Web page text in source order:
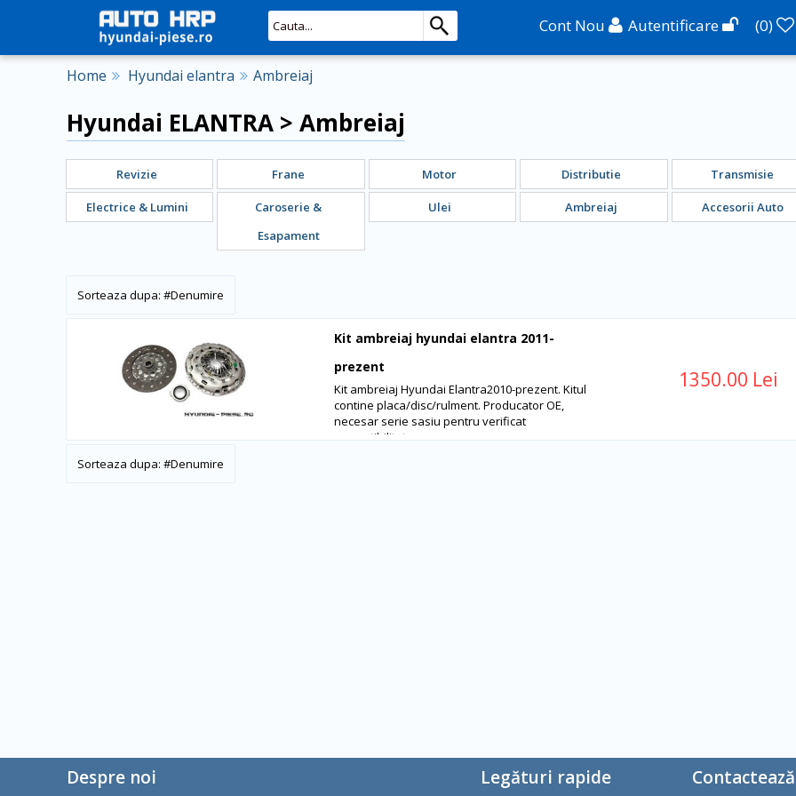
Cont Nou Autentificare (0)
Home Hyundai elantra Ambreiaj
Hyundai ELANTRA > Ambreiaj
Revizie Frane Motor Distributie Transmisie
Electrice & Lumini
Caroserie &
Esapament
Ulei Ambreiaj Accesorii Auto
#Denumire
Kit ambreiaj hyundai elantra 2011-
prezent
Kit ambreiaj Hyundai Elantra2010-prezent. Kitul
contine placa/disc/rulment. Producator OE,
necesar serie sasiu pentru verificat
compatibilitate
1350.00 Lei
#Denumire
Despre noi Legături rapide